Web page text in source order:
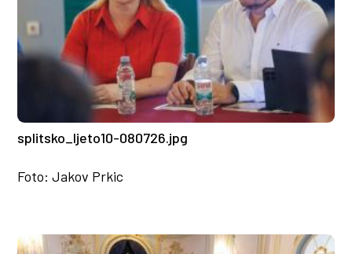
splitsko_ljeto10-080726.jpg
Foto: Jakov Prkic